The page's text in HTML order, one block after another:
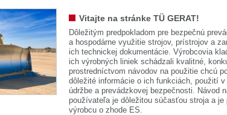
Vitajte na stránke TÜ GERAT!
Dôležitým predpokladom pre bezpečnú
a hospodárne využitie strojov, prístrojov a
ich technickej dokumentácie. Výrobcovia
ich výrobných liniek schádzali kvalitné,
prostredníctvom návodov na použitie chcú
dôležité informácie o ich funkciách, použití
údržbe a prevádzkovej bezpečnosti. Návod
používateľa je dôležitou súčasťou stroja a je
výrobcu o zhode ES.